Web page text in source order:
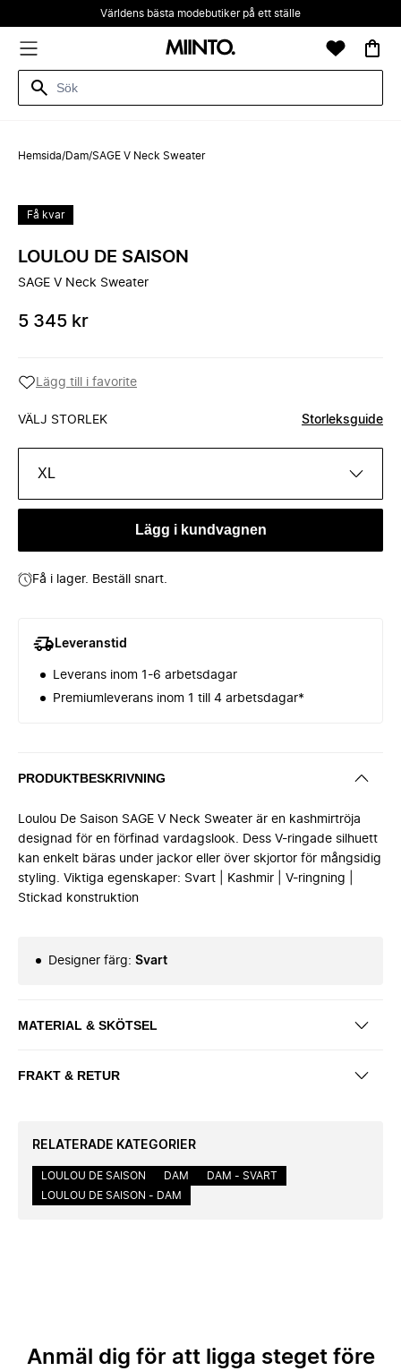
Världens bästa modebutiker på ett ställe
Hemsida/Dam/SAGE V Neck Sweater
Få kvar
LOULOU DE SAISON
SAGE V Neck Sweater
5 345 kr
Lägg till i favorite
VÄLJ STORLEK Storleksguide
XL
Lägg i kundvagnen
Få i lager. Beställ snart.
Leveranstid
Leverans inom 1-6 arbetsdagar
Premiumleverans inom 1 till 4 arbetsdagar*
PRODUKTBESKRIVNING
Loulou De Saison SAGE V Neck Sweater är en kashmirtröja
designad för en förfinad vardagslook. Dess V-ringade silhuett
kan enkelt bäras under jackor eller över skjortor för mångsidig
styling. Viktiga egenskaper: Svart | Kashmir | V-ringning |
Stickad konstruktion
Designer färg: Svart
MATERIAL & SKÖTSEL
FRAKT & RETUR
RELATERADE KATEGORIER
LOULOU DE SAISON DAM
DAM - SVART
LOULOU DE SAISON - DAM
Anmäl dig för att ligga steget före